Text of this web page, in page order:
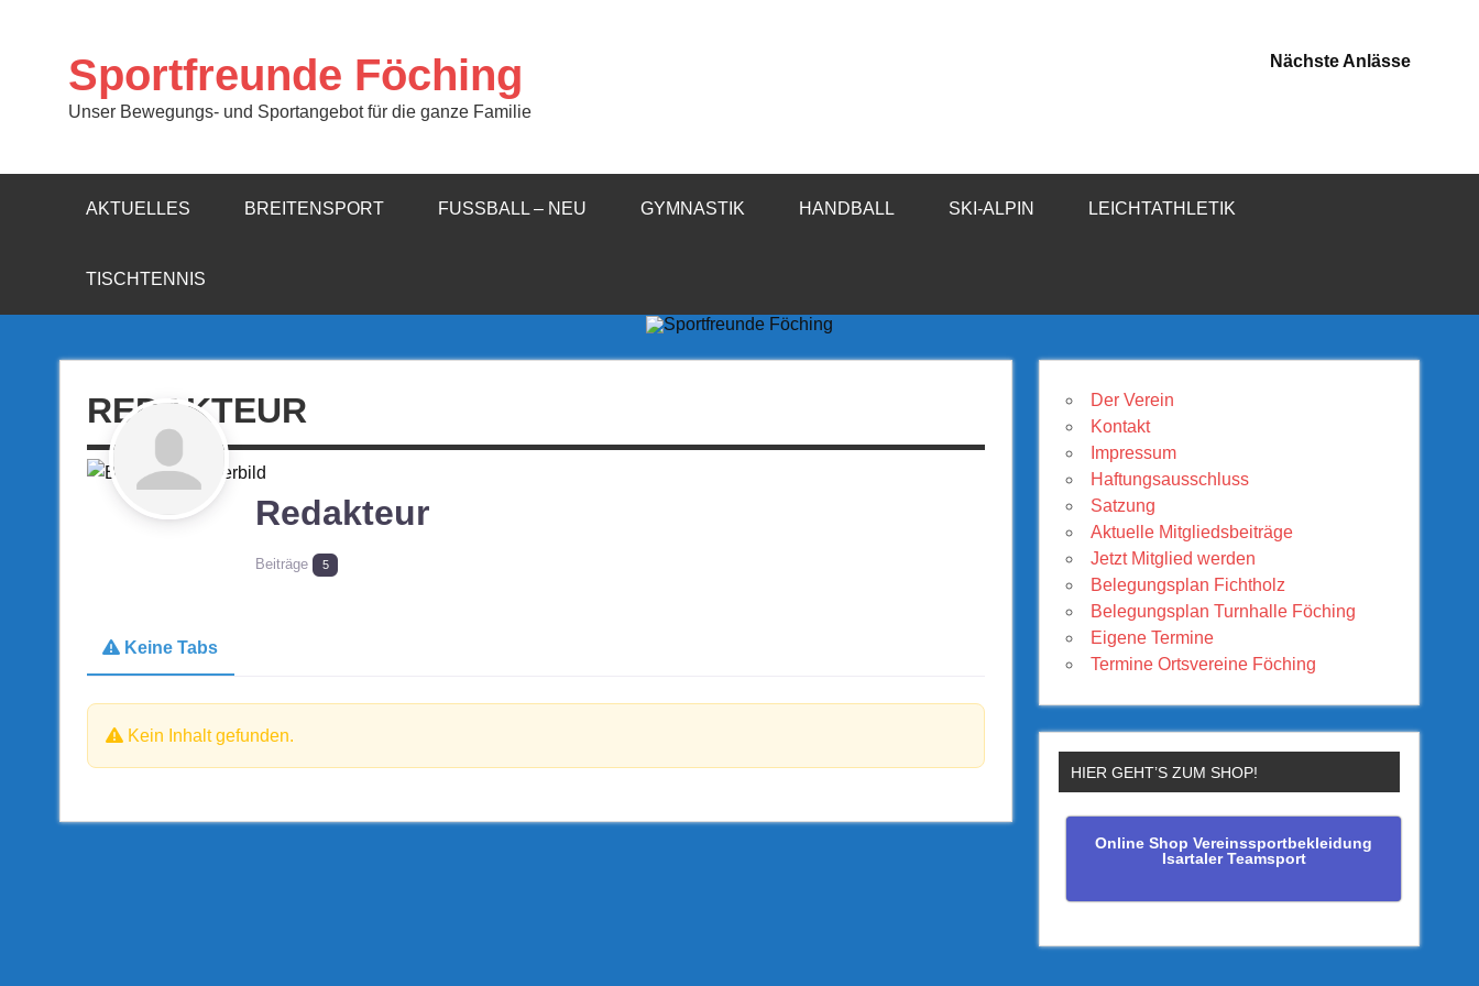
Sportfreunde Föching
Unser Bewegungs- und Sportangebot für die ganze Familie
Nächste Anlässe
AKTUELLES BREITENSPORT FUSSBALL – NEU GYMNASTIK HANDBALL SKI-ALPIN LEICHTATHLETIK
TISCHTENNIS
REDAKTEUR
Redakteur
Beiträge 5
Keine Tabs
Kein Inhalt gefunden.
Der Verein
Kontakt
Impressum
Haftungsausschluss
Satzung
Aktuelle Mitgliedsbeiträge
Jetzt Mitglied werden
Belegungsplan Fichtholz
Belegungsplan Turnhalle Föching
Eigene Termine
Termine Ortsvereine Föching
HIER GEHT’S ZUM SHOP!
Online Shop Vereinssportbekleidung
Isartaler Teamsport